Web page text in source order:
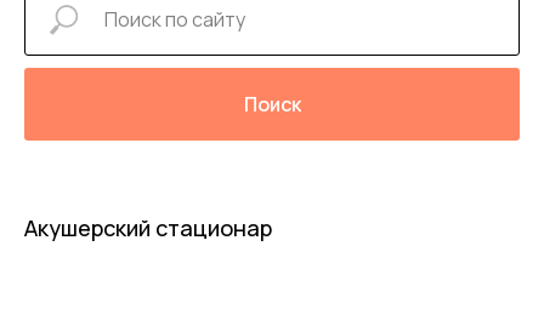
Поиск
Акушерский стационар